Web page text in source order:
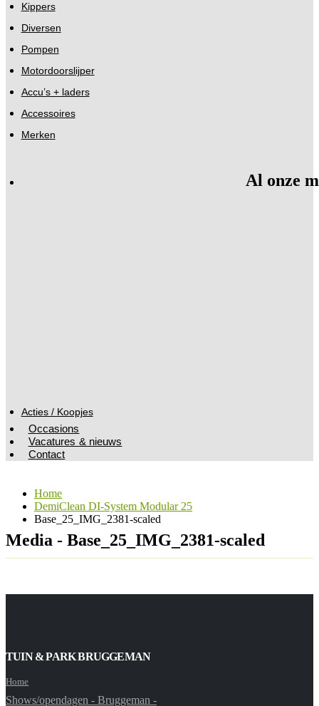
Kippers
Diversen
Pompen
Motordoorslijper
Accu’s + laders
Accessoires
Merken
Al onze
Acties / Koopjes
Occasions
Vacatures & nieuws
Contact
Home
DemiClean DI-System Modular 25
Base_25_IMG_2381-scaled
Media - Base_25_IMG_2381-scaled
TUIN & PARK BRUGGEMAN
Home
Shows/opendagen - Bruggeman -